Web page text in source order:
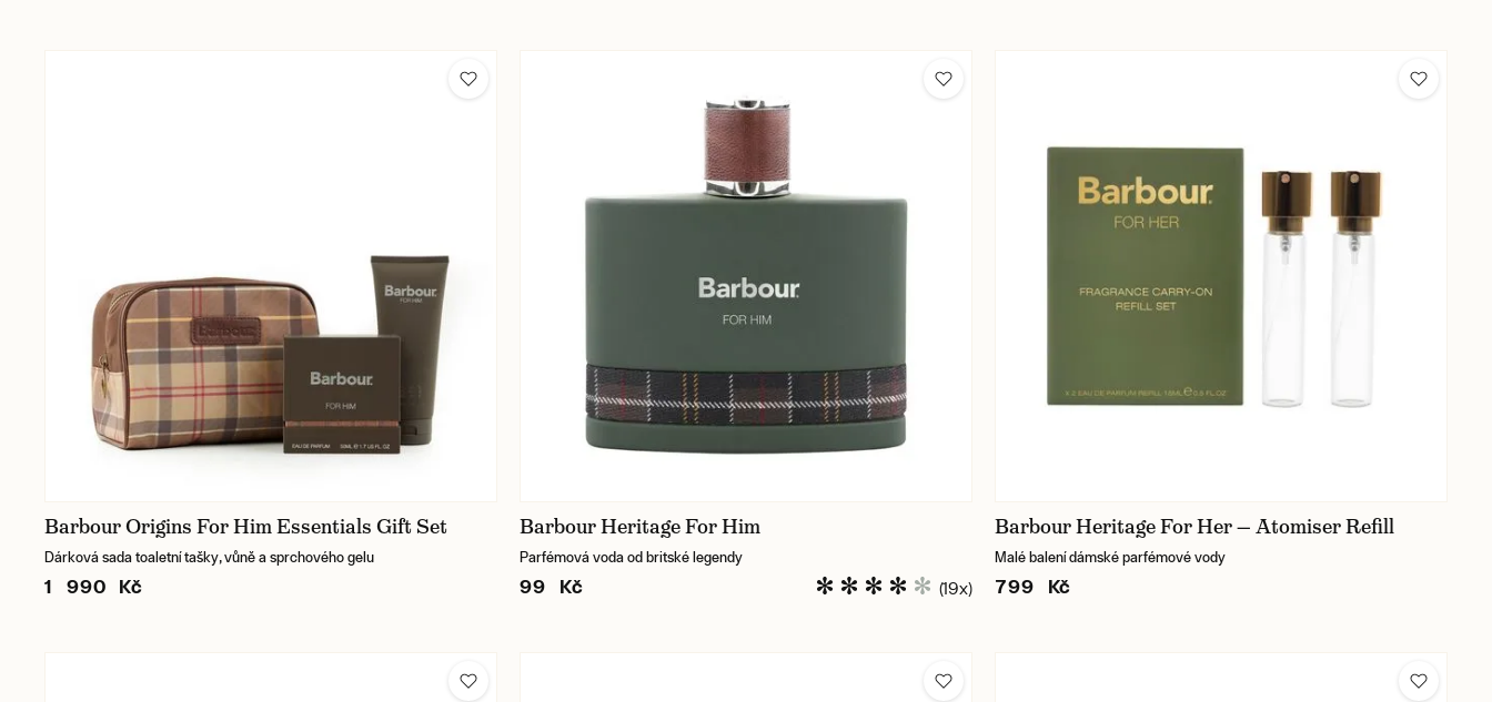
Barbour Origins For Him Essentials Gift Set
Dárková sada toaletní tašky, vůně a sprchového gelu
1 990 Kč
Barbour Heritage For Him
Parfémová voda od britské legendy
99 Kč (19x)
Barbour Heritage For Her — Atomiser Refill
Malé balení dámské parfémové vody
799 Kč